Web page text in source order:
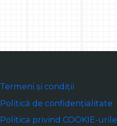
Termeni și condiții
Politică de confidențialitate
Politica privind COOKIE-urile